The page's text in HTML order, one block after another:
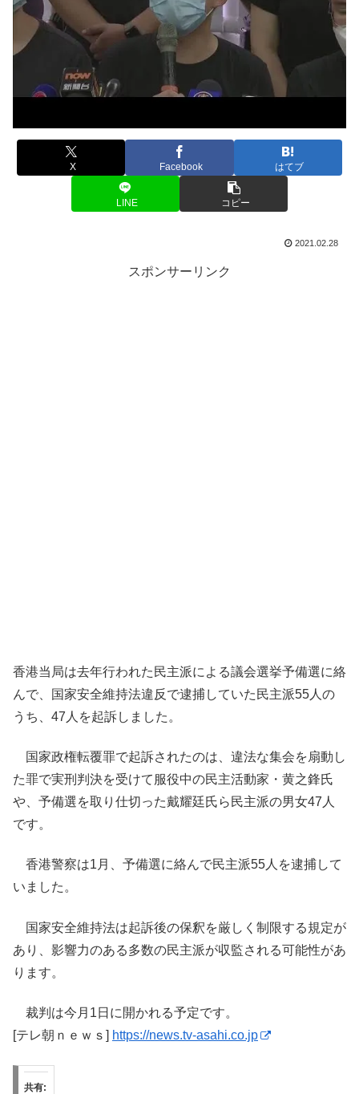
X Facebook はてブ
LINE コピー
2021.02.28
スポンサーリンク
香港当局は去年行われた民主派による議会選挙予備選に絡
んで、国家安全維持法違反で逮捕していた民主派55人の
うち、47人を起訴しました。
国家政権転覆罪で起訴されたのは、違法な集会を扇動し
た罪で実刑判決を受けて服役中の民主活動家・黄之鋒氏
や、予備選を取り仕切った戴耀廷氏ら民主派の男女47人
です。
香港警察は1月、予備選に絡んで民主派55人を逮捕して
いました。
国家安全維持法は起訴後の保釈を厳しく制限する規定が
あり、影響力のある多数の民主派が収監される可能性があ
ります。
裁判は今月1日に開かれる予定です。
[テレ朝ｎｅｗｓ] https://news.tv-asahi.co.jp
共有: